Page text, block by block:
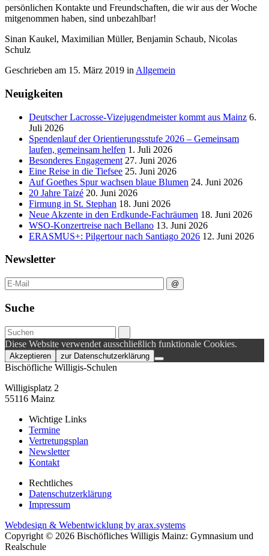
persönlichen Kontakte und Freundschaften, die wir aus der Woche
mitgenommen haben, sind unbezahlbar!
Sinan Kaukel, Maximilian Müller, Benjamin Schaub, Nicolas
Schulz
Geschrieben am 15. März 2019 in Allgemein
Neuigkeiten
Deutscher Lacrosse-Vizejugendmeister kommt aus Mainz 6.
Juli 2026
Spendenlauf der Orientierungsstufe 2026 – Gemeinsam
laufen, gemeinsam helfen 1. Juli 2026
Besonderes Engagement 27. Juni 2026
Eine Reise in die Tiefsee 25. Juni 2026
Auf Goethes Spur wachsen blaue Blumen 24. Juni 2026
20 Jahre Taizé 20. Juni 2026
Firmung in St. Stephan 18. Juni 2026
Neue Akzente in den Erdkunde‑Fachräumen 18. Juni 2026
WSO-Konzertreise nach Bellano 13. Juni 2026
ERASMUS+: Pilgertour nach Santiago 2026 12. Juni 2026
Newsletter
Suche
Diese Website verwendet ausschließlich funktionale Cookies.
Akzeptieren zur Datenschutzerklärung
Bischöfliche Willigis-Schulen
Willigisplatz 2
55116 Mainz
Wichtige Links
Termine
Vertretungsplan
Newsletter
Kontakt
Rechtliches
Datenschutzerklärung
Impressum
Webdesign & Webentwicklung by arax.systems
Copyright © 2026 Bischöfliches Willigis Mainz: Gymnasium und
Realschule